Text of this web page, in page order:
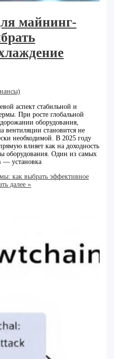
майнинг-
аспект стабильной и
При росте глобальной
оборудования,
вентиляции становится не
необходимой. В 2025 году
влияет как на доходность
оборудования. Один из самых
— установка
как выбрать эффективное
далее »